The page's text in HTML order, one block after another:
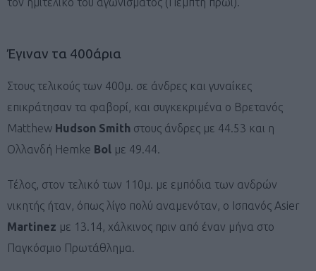
Έγιναν τα 400άρια
Στους τελικούς των 400μ. σε άνδρες και γυναίκες
επικράτησαν τα φαβορί, και συγκεκριμένα ο Βρετανός
Matthew Hudson Smith στους άνδρες με 44.53 και η
Ολλανδή Hemke Bol με 49.44.
Τέλος, στον τελικό των 110μ. με εμπόδια των ανδρών
νικητής ήταν, όπως λίγο πολύ αναμενόταν, ο Ισπανός Asier
Martinez με 13.14, χάλκινος πριν από έναν μήνα στο
Παγκόσμιο Πρωτάθλημα.